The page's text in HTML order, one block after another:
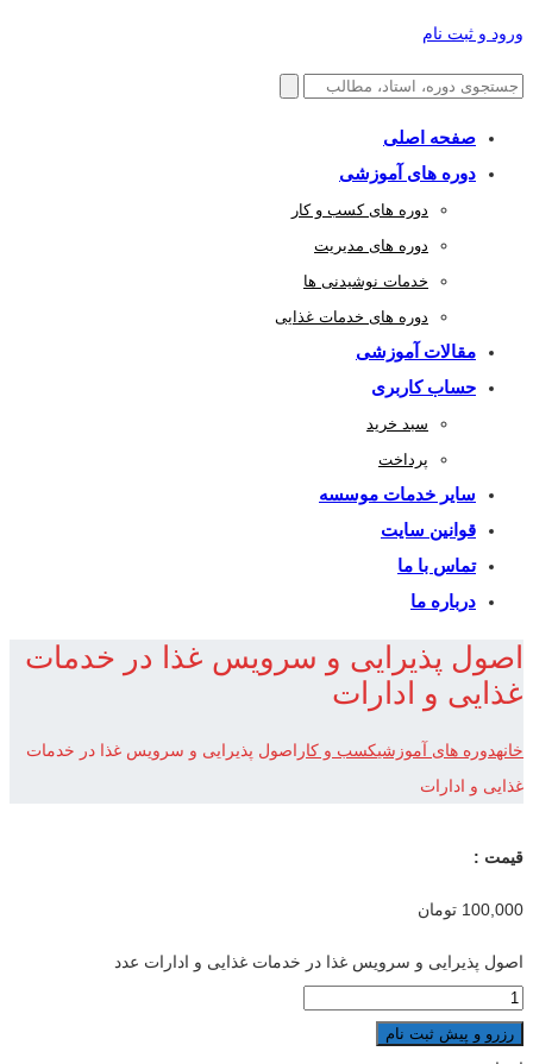
ورود و ثبت نام
صفحه اصلی
دوره های آموزشی
دوره های کسب و کار
دوره های مدیریت
خدمات نوشیدنی ها
دوره های خدمات غذایی
مقالات آموزشی
حساب کاربری
سبد خرید
پرداخت
سایر خدمات موسسه
قوانین سایت
تماس با ما
درباره ما
اصول پذیرایی و سرویس غذا در خدمات
غذایی و ادارات
خانهدوره های آموزشیکسب و کار اصول پذیرایی و سرویس غذا در خدمات
غذایی و ادارات
قیمت :
100,000 تومان
اصول پذیرایی و سرویس غذا در خدمات غذایی و ادارات عدد
رزرو و پیش ثبت نام